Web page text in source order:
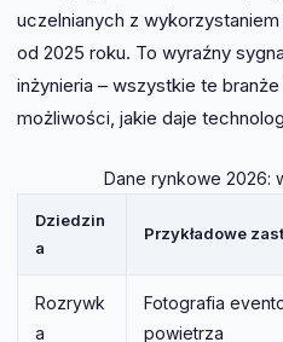
uczelnianych z
od 2025 roku. To wyraźny
inżynieria – wszystkie te
możliwości, jakie daje
Dane rynkowe 2026:
Dziedzin
a
Przykładowe
Rozrywk
a
Fotografia
powietrza